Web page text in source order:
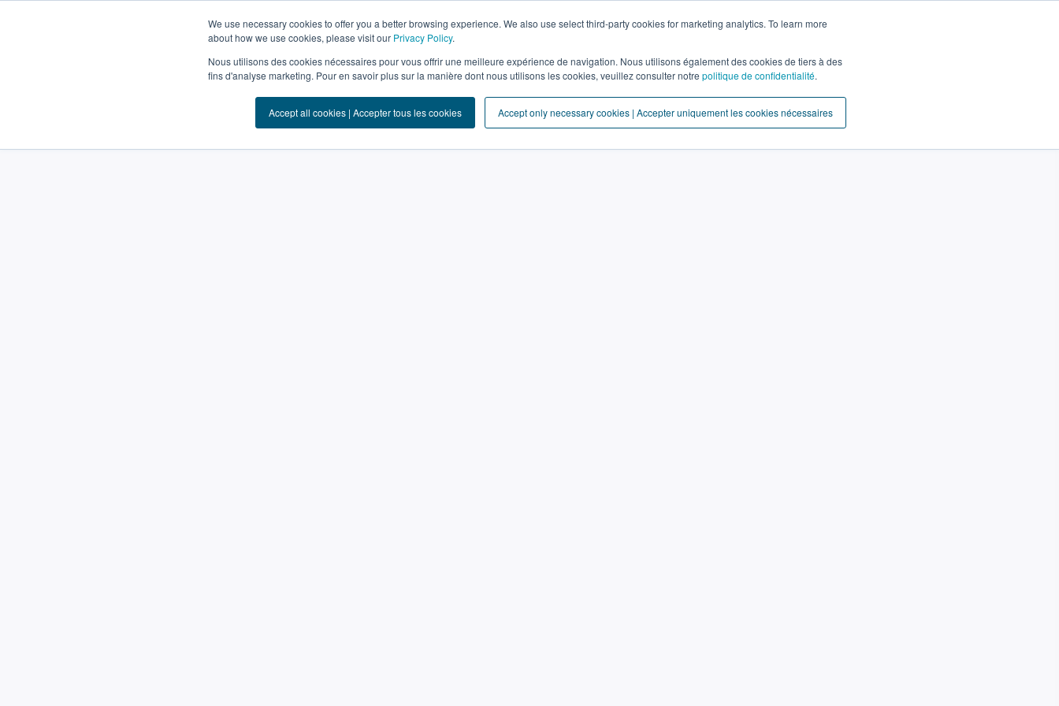
We use necessary cookies to offer you a better browsing experience. We also use select third-party cookies for marketing analytics. To learn more
about how we use cookies, please visit our Privacy Policy.
Nous utilisons des cookies nécessaires pour vous offrir une meilleure expérience de navigation. Nous utilisons également des cookies de tiers à des
fins d'analyse marketing. Pour en savoir plus sur la manière dont nous utilisons les cookies, veuillez consulter notre politique de confidentialité.
Accept all cookies | Accepter tous les cookies Accept only necessary cookies | Accepter uniquement les cookies nécessaires
Nouveau zonage 2024